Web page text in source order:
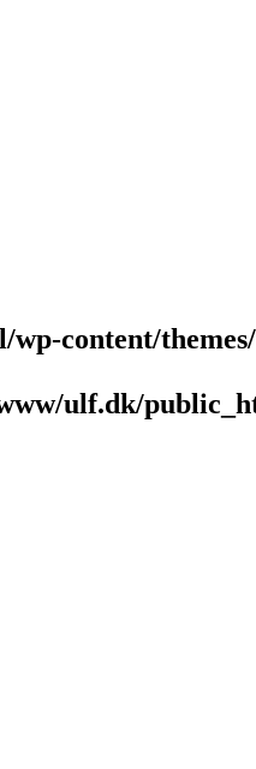
content/
ulf.dk/